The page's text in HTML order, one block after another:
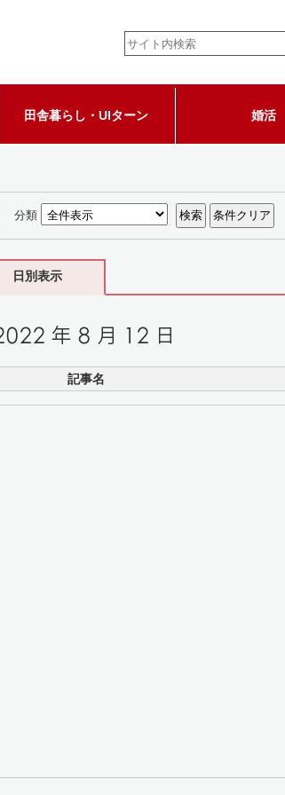
田舎暮らし・UIターン 婚活
分類
日別表示
記事名